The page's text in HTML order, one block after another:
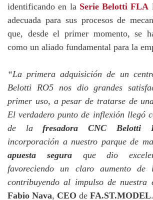
identificando en la Serie Belotti FLA
adecuada para sus procesos de
que, desde el primer momento, se
como un aliado fundamental para la
“La primera adquisición de un
Belotti RO5 nos dio grandes
primer uso, a pesar de tratarse de
El verdadero punto de inflexión llegó
de lafresadora CNC Belotti
incorporación a nuestro parque de
apuesta seguraque dio
favoreciendo un claro aumento
contribuyendo al impulso de nuestra
Fabio Nava, CEO de FA.ST.MODEL.